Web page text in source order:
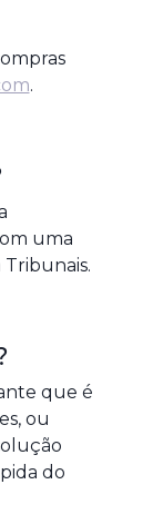
.
uma
que é
ou
do